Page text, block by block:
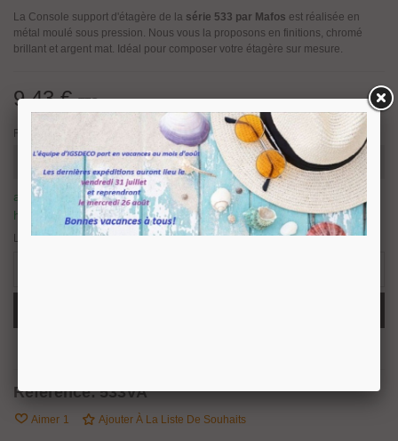
La Console support d'étagère de la série 533 par Mafos est réalisée en
métal moulé sous pression. Nous vous la proposons en finitions, chromé
brillant et argent mat. Idéal pour composer votre étagère sur mesure.
9,43 € TTC
Finition
article en stock, nous prévoyons une expédition sous 24/48
heures.
58 Produits
La quantité minimale de bon de commande pour le produit est 2.
Référence: 533VA
Aimer 1 Ajouter À La Liste De Souhaits